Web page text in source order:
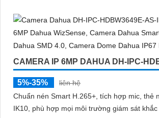
CAMERA IP 6MP DAHUA DH-IPC-
5%-35%
liên hệ
Chuẩn nén Smart H.265+, tích hợp mic, thẻ
IK10, phù hợp mọi môi trường giám sát